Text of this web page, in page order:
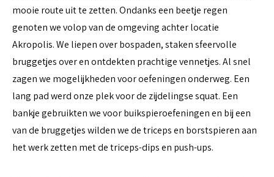
mooie route uit te zetten. Ondanks een beetje regen
genoten we volop van de omgeving achter locatie
Akropolis. We liepen over bospaden, staken sfeervolle
bruggetjes over en ontdekten prachtige vennetjes. Al snel
zagen we mogelijkheden voor oefeningen onderweg. Een
lang pad werd onze plek voor de zijdelingse squat. Een
bankje gebruikten we voor buikspieroefeningen en bij een
van de bruggetjes wilden we de triceps en borstspieren aan
het werk zetten met de triceps-dips en push-ups.